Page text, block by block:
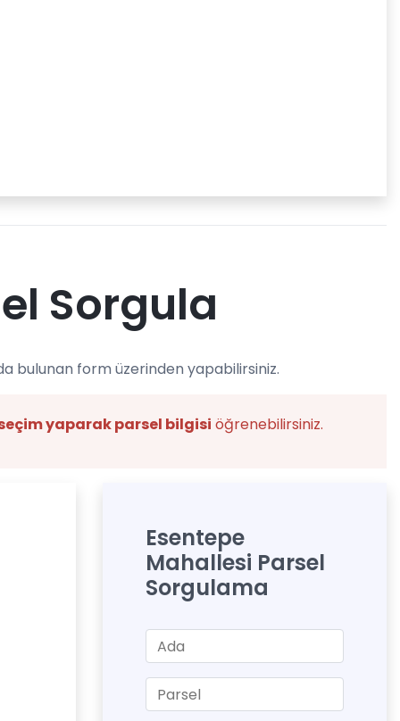
Sorgula
bulunan form üzerinden yapabilirsiniz.
yaparak parsel bilgisi öğrenebilirsiniz.
Esentepe
Mahallesi Parsel
Sorgulama